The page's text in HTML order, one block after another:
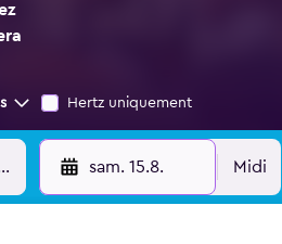
Hertz uniquement
sam. 15.8. Midi